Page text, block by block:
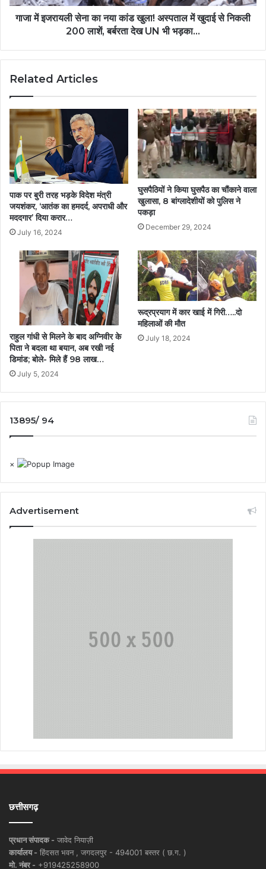
गाजा में इजरायली सेना का नया कांड खुला! अस्पताल में खुदाई से निकली
200 लाशें, बर्बरता देख UN भी भड़का...
Related Articles
पाक पर बुरी तरह भड़के विदेश मंत्री
जयशंकर, ‘आतंक का हमदर्द, अपराधी और
मददगार’ दिया करार…
July 16, 2024
घुसपैठियों ने किया घुसपैठ का चौंकाने वाला
खुलासा, 8 बांग्लादेशीयों को पुलिस ने
पकड़ा
December 29, 2024
राहुल गांधी से मिलने के बाद अग्निवीर के
पिता ने बदला था बयान, अब रखी नई
डिमांड; बोले- मिले हैं 98 लाख…
July 5, 2024
रूद्रप्रयाग में कार खाई में गिरी…..दो
महिलाओं की मौत
July 18, 2024
13895/ 94
×
Advertisement
छत्तीसगढ़
प्रधान संपादक - जावेद नियाज़ी
कार्यालय - हिंदसत भवन , जगदलपुर - 494001 बस्तर ( छ.ग. )
मो. नंबर - +919425258900